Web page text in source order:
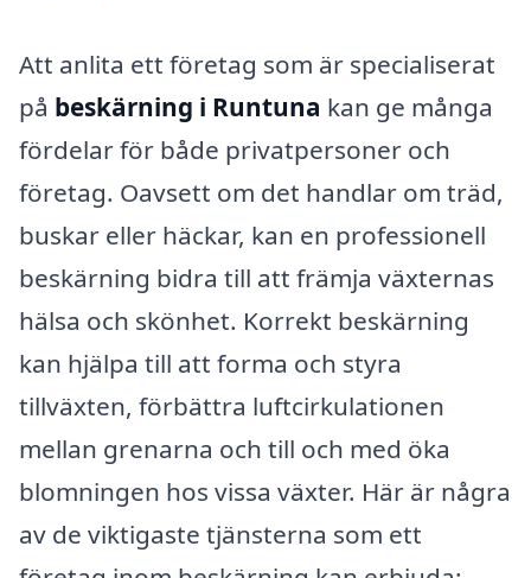
Att anlita ett företag som är specialiserat
på beskärning i Runtuna kan ge många
fördelar för både privatpersoner och
företag. Oavsett om det handlar om träd,
buskar eller häckar, kan en professionell
beskärning bidra till att främja växternas
hälsa och skönhet. Korrekt beskärning
kan hjälpa till att forma och styra
tillväxten, förbättra luftcirkulationen
mellan grenarna och till och med öka
blomningen hos vissa växter. Här är några
av de viktigaste tjänsterna som ett